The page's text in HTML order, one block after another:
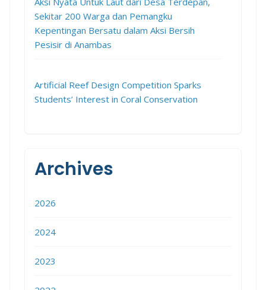
Sekitar 200 Warga dan Pemangku
Kepentingan Bersatu dalam Aksi Bersih
Pesisir di Anambas
Artificial Reef Design Competition Sparks
Students’ Interest in Coral Conservation
Archives
2026
2024
2023